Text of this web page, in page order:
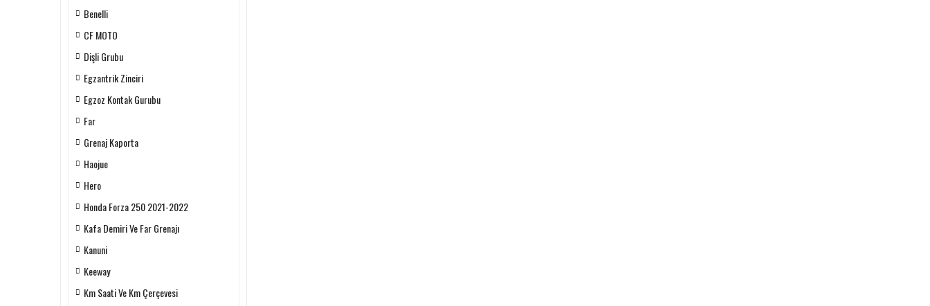
Benelli
CF MOTO
Dişli Grubu
Egzantrik Zinciri
Egzoz Kontak Gurubu
Far
Grenaj Kaporta
Haojue
Hero
Honda Forza 250 2021-2022
Kafa Demiri Ve Far Grenajı
Kanuni
Keeway
Km Saati Ve Km Çerçevesi